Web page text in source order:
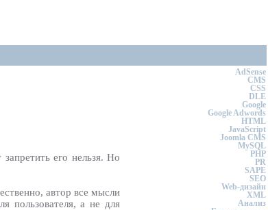
его нельзя. Но
автор все мысли
пользователя, а не для
AdSense
CMS
CSS
DLE
Google
Google Adwords
HTML
JavaScript
Joomla CMS
MySQL
PHP
PR
SAPE
SEO
Web-дизайн
XML
Анализ